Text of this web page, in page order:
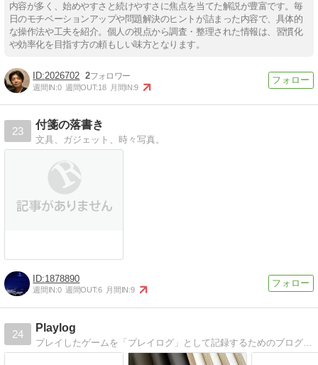
内容が多く、始めやすさと続けやすさに焦点を当てた解説が豊富です。毎
日のモチベーションアップや問題解決のヒントが詰まった内容で、具体的
な操作法や工夫を紹介。個人の視点から調査・整理された情報は、習慣化
や効率化を目指す方の頼もしい味方となります。
2026702 2
週間IN:0 週間OUT:18 月間IN:9
23
付箋の落書き
文具、ガジェット、時々写真。
1878890
週間IN:0 週間OUT:6 月間IN:9
24
Playlog
プレイしたゲームを「プレイログ」として記録するためのブログです。好きなのはJRPGと乙女ゲーム。ただ遊ぶだけではなく、プレイを記録する事で備忘と実績にしたいと考えて記事を書いています。手帳も好きなので手帳筆記方法を記録したりもしています。